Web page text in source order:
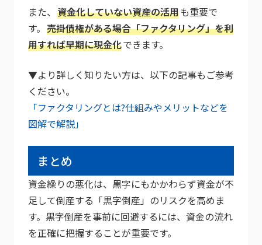
また、 資金化していない資産の活用も重要で
す。 売掛債権がある場合「ファクタリング」を利
用すれば早期に現金化できます。
▼より詳しく知りたい方は、以下の記事もご参考
ください。
「ファクタリングとは?仕組みやメリットなどを
図解で解説」
まとめ
資金繰りの悪化は、黒字にもかかわらず資金が不
足して倒産する「黒字倒産」のリスクを高めま
す。黒字倒産を事前に回避するには、資金の流れ
を正確に把握することが重要です。